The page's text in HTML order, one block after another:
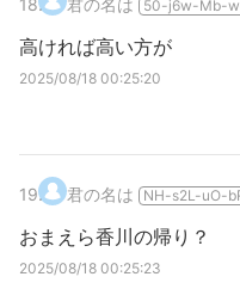
50-j6w-Mb-
高ければ高い方が
2025/08/18 00:25:20
19. 君の名は NH-s2L-uO-
おまえら香川の帰り？
2025/08/18 00:25:23